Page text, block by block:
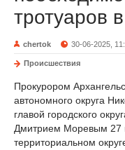
тротуаров
chertok 30-06-2025,
Происшествия
Прокурором
автономного округа
главой городского
Дмитрием Моревым 27
территориальном